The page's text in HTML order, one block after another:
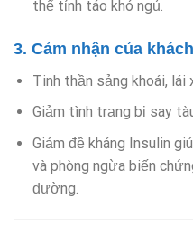
thể tỉnh táo khó ngủ.
3. Cảm nhận của
Tinh thần sảng khoái, lái
Giảm tình trạng bị say
Giảm đề kháng Insulin
và phòng ngừa biến
đường.